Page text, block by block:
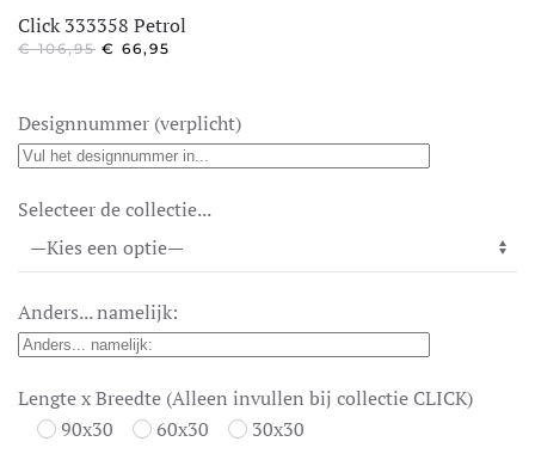
Click 333358 Petrol
€106,95 OORSPRONKELIJKE
€ 66,95
Designnummer (verplicht)
Selecteer de collectie...
Anders... namelijk:
Lengte x Breedte (Alleen invullen bij collectie CLICK)
90x30
60x30 30x30